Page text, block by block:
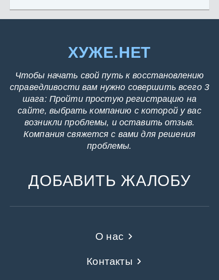
ХУЖЕ.НЕТ
Чтобы начать свой путь к восстановлению
справедливости вам нужно совершить всего 3
шага: Пройти простую регистрацию на
сайте, выбрать компанию с которой у вас
возникли проблемы, и оставить отзыв.
Компания свяжется с вами для решения
проблемы.
ДОБАВИТЬ ЖАЛОБУ
О нас
Контакты